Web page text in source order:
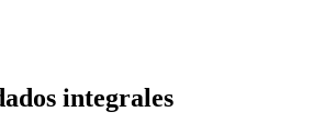
integrales